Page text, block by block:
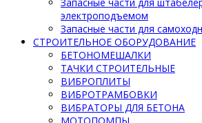
электроподъемом
Запасные части для
СТРОИТЕЛЬНОЕ ОБОРУДОВАНИЕ
БЕТОНОМЕШАЛКИ
ТАЧКИ СТРОИТЕЛЬНЫЕ
ВИБРОПЛИТЫ
ВИБРОТРАМБОВКИ
ВИБРАТОРЫ ДЛЯ БЕТОНА